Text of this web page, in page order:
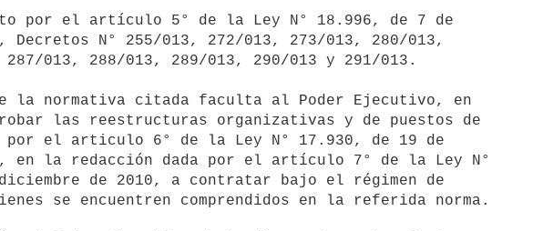
por el artículo 5° de la Ley N° 18.996, de 7 de
Decretos N° 255/013, 272/013, 273/013, 280/013,
013, 288/013, 289/013, 290/013 y 291/013.
Que la normativa citada faculta al Poder Ejecutivo, en
las reestructuras organizativas y de puestos de
el articulo 6° de la Ley N° 17.930, de 19 de
en la redacción dada por el artículo 7° de la Ley N°
de 2010, a contratar bajo el régimen de
se encuentren comprendidos en la referida norma.